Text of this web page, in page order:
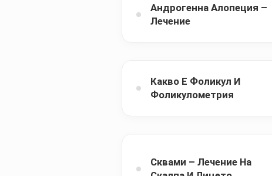
Андрогенна Алопеция –
Лечение
Какво Е Фоликул И
Фоликулометрия
Сквами – Лечение На